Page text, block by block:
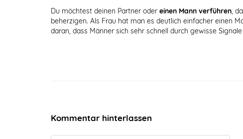
Du möchtest deinen Partner oder einen Mann verführen,
beherzigen. Als Frau hat man es deutlich einfacher einen
daran, dass Männer sich sehr schnell durch gewisse
Kommentar hinterlassen